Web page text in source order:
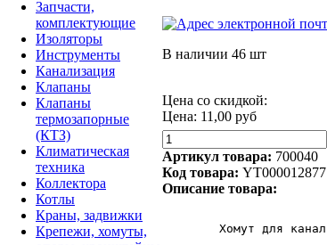
Запчасти,
комплектующие
Изоляторы
Инструменты
Канализация
Клапаны
Клапаны
термозапорные
(КТЗ)
Климатическая
техника
Коллектора
Котлы
Краны, задвижки
Крепежи, хомуты,
В наличии 46 шт
Цена со скидкой:
Цена: 11,00 руб
Артикул товара: 700040
Код товара: YT000012877
Описание товара: